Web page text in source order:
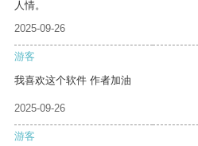
人情。
2025-09-26
游客
我喜欢这个软件 作者加油
2025-09-26
游客